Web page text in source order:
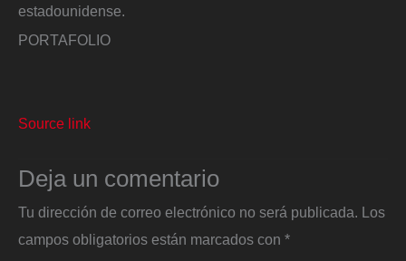
estadounidense.
PORTAFOLIO
Source link
Deja un comentario
Tu dirección de correo electrónico no será publicada.
Los
campos obligatorios están marcados con *